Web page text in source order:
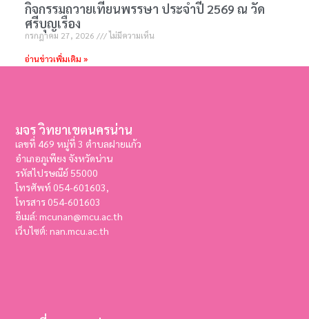
กิจกรรมถวายเทียนพรรษา ประจำปี 2569 ณ วัด
ศรีบุญเรือง
กรกฎาคม 27, 2026 ไม่มีความเห็น
อ่านข่าวเพิ่มเติม »
มจร วิทยาเขตนครน่าน
เลขที่ 469 หมู่ที่ 3 ตำบลฝายแก้ว
อำเภอภูเพียง จังหวัดน่าน
รหัสไปรษณีย์ 55000
โทรศัพท์ 054-601603,
โทรสาร054-601603
อีเมล์: mcunan@mcu.ac.th
เว็บไซต์: nan.mcu.ac.th